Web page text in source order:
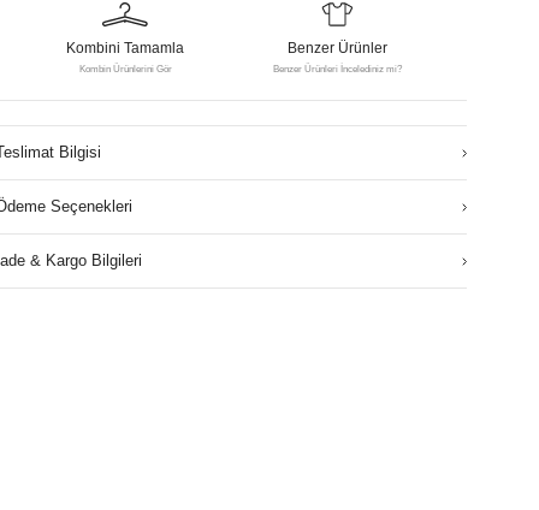
Kombini Tamamla
Kombin Ürünlerini Gör
Benzer Ürünler
Benzer Ürünleri İncelediniz mi?
Bilgisi
Seçenekleri
İade & Kargo Bilgileri